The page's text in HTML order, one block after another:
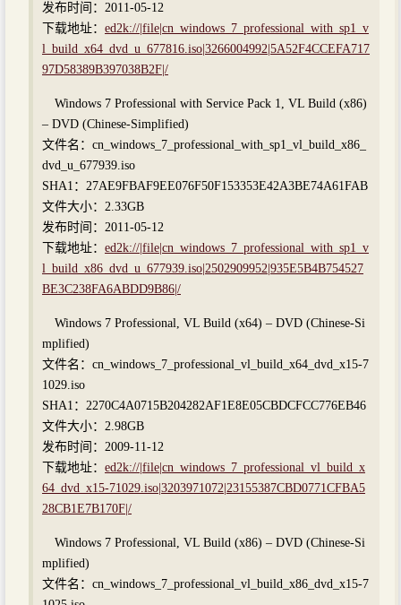
发布时间：2011-05-12
下载地址： ed2k://|file|cn_windows_7_professional_with_sp1_v
l_build_x64_dvd_u_677816.iso|3266004992|5A52F4CCEFA717
97D58389B397038B2F|/
Windows 7 Professional with Service Pack 1, VL Build (x86)
– DVD (Chinese-Simplified)
文件名：cn_windows_7_professional_with_sp1_vl_build_x86_
dvd_u_677939.iso
SHA1：27AE9FBAF9EE076F50F153353E42A3BE74A61FAB
文件大小：2.33GB
发布时间：2011-05-12
下载地址： ed2k://|file|cn_windows_7_professional_with_sp1_v
l_build_x86_dvd_u_677939.iso|2502909952|935E5B4B754527
BE3C238FA6ABDD9B86|/
Windows 7 Professional, VL Build (x64) – DVD (Chinese-Si
mplified)
文件名：cn_windows_7_professional_vl_build_x64_dvd_x15-7
1029.iso
SHA1：2270C4A0715B204282AF1E8E05CBDCFCC776EB46
文件大小：2.98GB
发布时间：2009-11-12
下载地址： ed2k://|file|cn_windows_7_professional_vl_build_x
64_dvd_x15-71029.iso|3203971072|23155387CBD0771CFBA5
28CB1E7B170F|/
Windows 7 Professional, VL Build (x86) – DVD (Chinese-Si
mplified)
文件名：cn_windows_7_professional_vl_build_x86_dvd_x15-7